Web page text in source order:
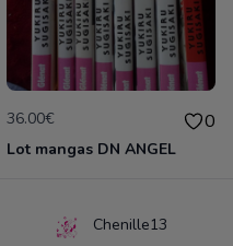
36.00€ 0
Lot mangas DN ANGEL
Chenille13